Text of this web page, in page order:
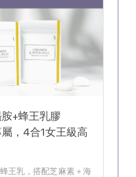
+蜂王乳膠
，4合1女王級高
王乳，搭配芝麻素＋海